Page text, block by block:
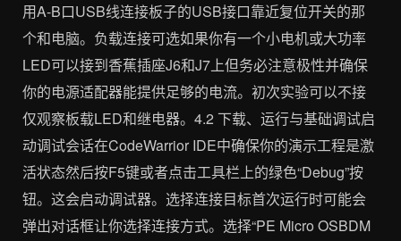
用A-B口USB线连接板子的USB接口靠近复位开关的那
个和电脑。负载连接可选如果你有一个小电机或大功率
LED可以接到香蕉插座J6和J7上但务必注意极性并确保
你的电源适配器能提供足够的电流。初次实验可以不接
仅观察板载LED和继电器。4.2 下载、运行与基础调试启
动调试会话在CodeWarrior IDE中确保你的演示工程是激
活状态然后按F5键或者点击工具栏上的绿色“Debug”按
钮。这会启动调试器。选择连接目标首次运行时可能会
弹出对话框让你选择连接方式。选择“PE Micro OSBDM